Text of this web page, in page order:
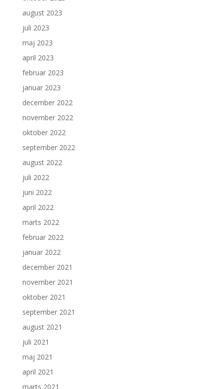
august 2023
juli 2023
maj 2023
april 2023
februar 2023
januar 2023
december 2022
november 2022
oktober 2022
september 2022
august 2022
juli 2022
juni 2022
april 2022
marts 2022
februar 2022
januar 2022
december 2021
november 2021
oktober 2021
september 2021
august 2021
juli 2021
maj 2021
april 2021
marts 2021